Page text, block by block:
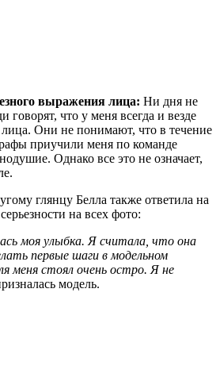
выражения лица: Ни дня не
что у меня всегда и везде
Они не понимают, что в течение
приучили меня по команде
Однако все это не означает,
глянцу Белла также ответила на
на всех фото:
моя улыбка. Я считала, что она
первые шаги в модельном
меня стоял очень остро. Я не
модель.